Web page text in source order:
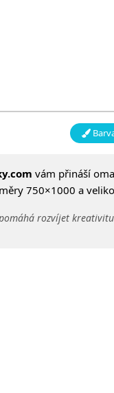
vám přináší
750×1000 a
rozvíjet